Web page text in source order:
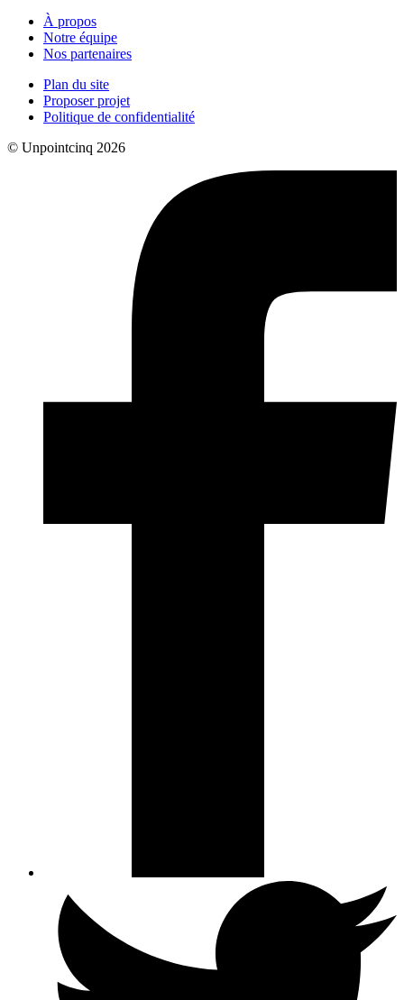
À propos
Notre équipe
Nos partenaires
Plan du site
Proposer projet
Politique de confidentialité
© Unpointcinq 2026